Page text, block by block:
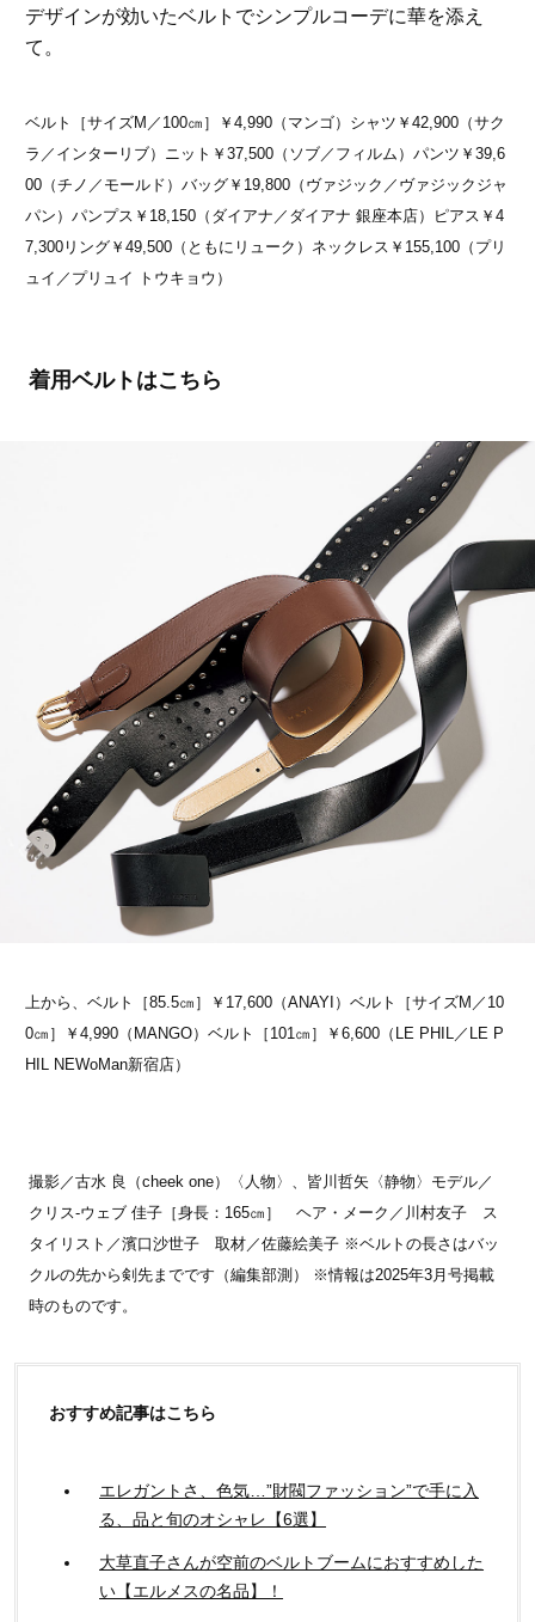
デザインが効いたベルトでシンプルコーデに華を添え
て。
ベルト［サイズM／100㎝］￥4,990（マンゴ）シャツ￥42,900（サク
ラ／インターリブ）ニット￥37,500（ソブ／フィルム）パンツ￥39,6
00（チノ／モールド）バッグ￥19,800（ヴァジック／ヴァジックジャ
パン）パンプス￥18,150（ダイアナ／ダイアナ 銀座本店）ピアス￥4
7,300リング￥49,500（ともにリューク）ネックレス￥155,100（プリ
ュイ／プリュイ トウキョウ）
着用ベルトはこちら
上から、ベルト［85.5㎝］￥17,600（ANAYI）ベルト［サイズM／10
0㎝］￥4,990（MANGO）ベルト［101㎝］￥6,600（LE PHIL／LE P
HIL NEWoMan新宿店）
撮影／古水 良（cheek one）〈人物〉、皆川哲矢〈静物〉モデル／
クリス-ウェブ 佳子［身長：165㎝］ ヘア・メーク／川村友子 ス
タイリスト／濱口沙世子 取材／佐藤絵美子 ※ベルトの長さはバッ
クルの先から剣先までです（編集部測） ※情報は2025年3月号掲載
時のものです。
おすすめ記事はこちら
エレガントさ、色気…”財閥ファッション”で手に入
る、品と旬のオシャレ【6選】
大草直子さんが空前のベルトブームにおすすめした
い【エルメスの名品】！